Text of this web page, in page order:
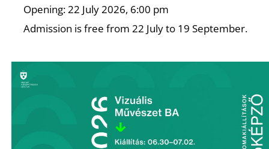
Opening: 22 July 2026, 6:00 pm
Admission is free from 22 July to 19 September.